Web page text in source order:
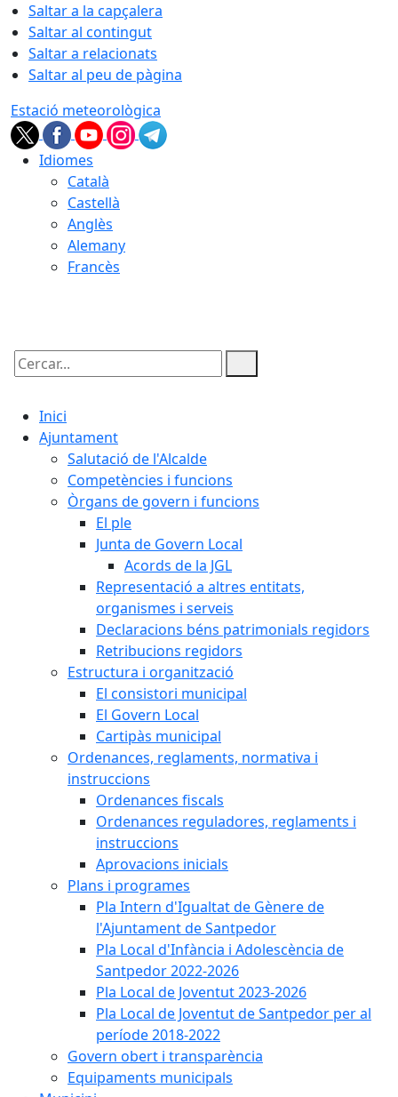
Saltar a la capçalera
Saltar al contingut
Saltar a relacionats
Saltar al peu de pàgina
Estació meteorològica
Idiomes
Català
Castellà
Anglès
Alemany
Francès
Cercar:
Inici
Ajuntament
Salutació de l'Alcalde
Competències i funcions
Òrgans de govern i funcions
El ple
Junta de Govern Local
Acords de la JGL
Representació a altres entitats,
organismes i serveis
Declaracions béns patrimonials regidors
Retribucions regidors
Estructura i organització
El consistori municipal
El Govern Local
Cartipàs municipal
Ordenances, reglaments, normativa i
instruccions
Ordenances fiscals
Ordenances reguladores, reglaments i
instruccions
Aprovacions inicials
Plans i programes
Pla Intern d'Igualtat de Gènere de
l'Ajuntament de Santpedor
Pla Local d'Infància i Adolescència de
Santpedor 2022-2026
Pla Local de Joventut 2023-2026
Pla Local de Joventut de Santpedor per al
període 2018-2022
Govern obert i transparència
Equipaments municipals